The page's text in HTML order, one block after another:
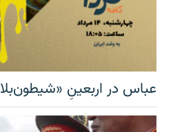
عباس در اربعینِ